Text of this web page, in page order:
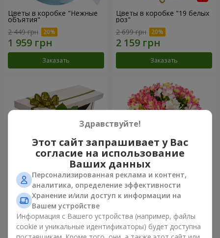
Цветы в коробке "Нежные
объятия"
2 449 грн
Заказать
Цветы в коробке "19 белых
роз"
2 699 грн
Заказать
Цветы в коробке "15
розовых роз"
2 305 грн
Заказать
Букет "Сказка для двоих!"
Заказать
Здравствуйте!
Этот сайт запрашивает у Вас
согласие на использование
Ваших данных
Персонализированная реклама и контент,
аналитика, определение эффективности
Хранение и/или доступ к информации на
Вашем устройстве
Информация с Вашего устройства (например, файлы
cookie и уникальные идентификаторы) будет доступна